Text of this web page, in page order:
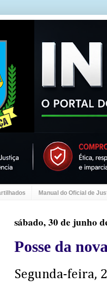
Manual do Oficial de
sábado, 30 de junho
Posse da
Segunda-feira,